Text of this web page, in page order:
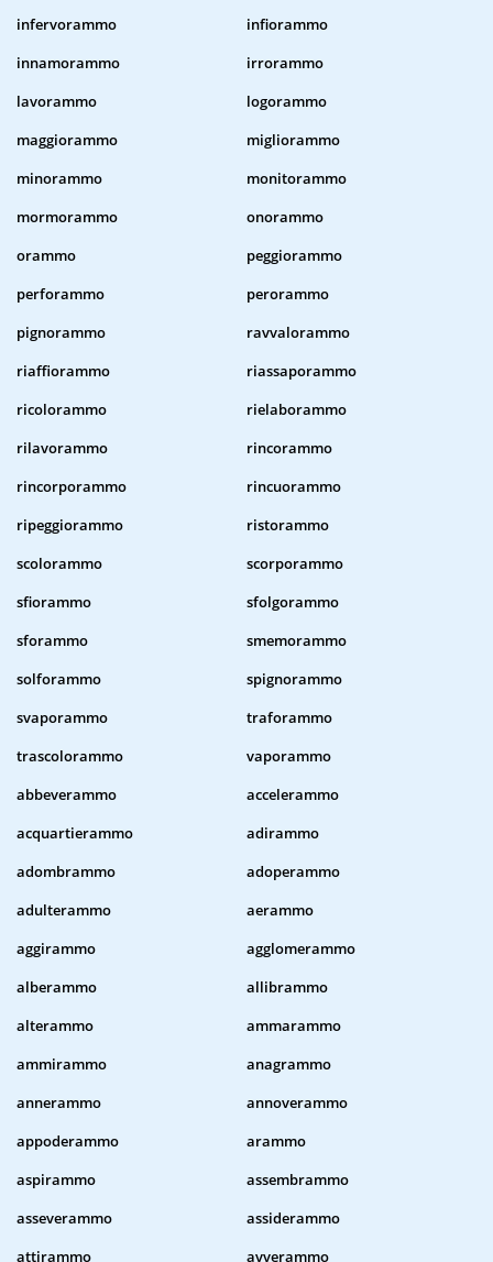
infervorammo
infiorammo
innamorammo
irrorammo
lavorammo
logorammo
maggiorammo
migliorammo
minorammo
monitorammo
mormorammo
onorammo
orammo
peggiorammo
perforammo
perorammo
pignorammo
ravvalorammo
riaffiorammo
riassaporammo
ricolorammo
rielaborammo
rilavorammo
rincorammo
rincorporammo
rincuorammo
ripeggiorammo
ristorammo
scolorammo
scorporammo
sfiorammo
sfolgorammo
sforammo
smemorammo
solforammo
spignorammo
svaporammo
traforammo
trascolorammo
vaporammo
abbeverammo
accelerammo
acquartierammo
adirammo
adombrammo
adoperammo
adulterammo
aerammo
aggirammo
agglomerammo
alberammo
allibrammo
alterammo
ammarammo
ammirammo
anagrammo
annerammo
annoverammo
appoderammo
arammo
aspirammo
assembrammo
asseverammo
assiderammo
attirammo
avverammo